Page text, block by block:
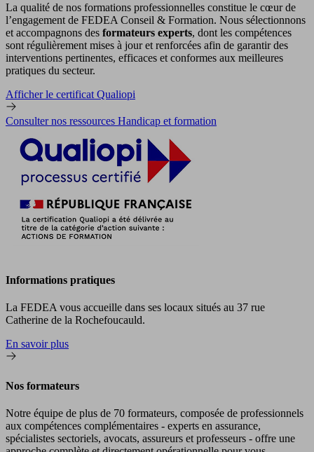
La qualité de nos formations professionnelles constitue le cœur de
l’engagement de FEDEA Conseil & Formation. Nous sélectionnons
et accompagnons des formateurs experts, dont les compétences
sont régulièrement mises à jour et renforcées afin de garantir des
interventions pertinentes, efficaces et conformes aux meilleures
pratiques du secteur.
Afficher le certificat Qualiopi
Consulter nos ressources Handicap et formation
Informations pratiques
La FEDEA vous accueille dans ses locaux situés au 37 rue
Catherine de la Rochefoucauld.
En savoir plus
Nos formateurs
Notre équipe de plus de 70 formateurs, composée de professionnels
aux compétences complémentaires - experts en assurance,
spécialistes sectoriels, avocats, assureurs et professeurs - offre une